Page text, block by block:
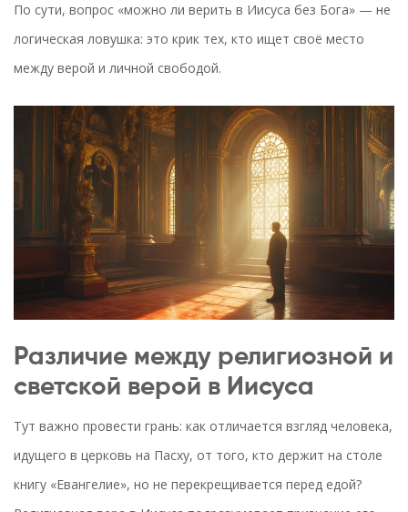
По сути, вопрос «можно ли верить в Иисуса без Бога» — не
логическая ловушка: это крик тех, кто ищет своё место
между верой и личной свободой.
Различие между религиозной и
светской верой в Иисуса
Тут важно провести грань: как отличается взгляд человека,
идущего в церковь на Пасху, от того, кто держит на столе
книгу «Евангелие», но не перекрещивается перед едой?